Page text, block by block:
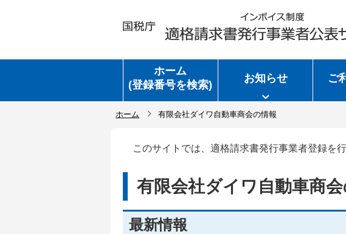
ホーム
(登録番号を検索)
お知らせ ご
ホーム 有限会社ダイワ自動車商会の情報
このサイトでは、適格請求書発行事業者登録を
有限会社ダイワ自動車商
最新情報